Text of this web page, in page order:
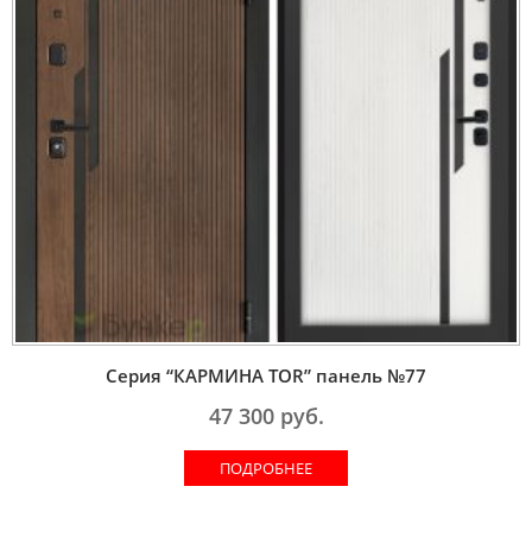
Серия “КАРМИНА TOR” панель №77
47 300руб.
ПОДРОБНЕЕ